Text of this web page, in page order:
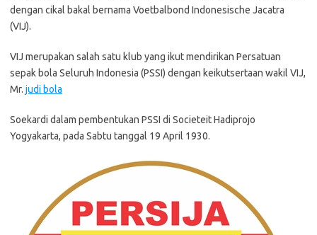
dengan cikal bakal bernama Voetbalbond Indonesische Jacatra
(VIJ).
VIJ merupakan salah satu klub yang ikut mendirikan Persatuan
sepak bola Seluruh Indonesia (PSSI) dengan keikutsertaan wakil VIJ,
Mr. judi bola
Soekardi dalam pembentukan PSSI di Societeit Hadiprojo
Yogyakarta, pada Sabtu tanggal 19 April 1930.